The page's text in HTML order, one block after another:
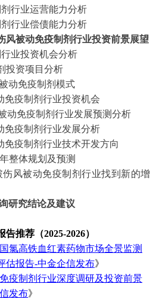
行业运营能力分析
行业偿债能力分析
风被动免疫制剂行业投资前景展望
行业投资机会分析
投资项目分析
动免疫制剂 模式
免疫制剂 行业投资机会
动免疫制剂 行业发展预测分析
免疫制剂 行业发展分析
免疫制剂 行业技术开发方向
年整体规划及预测
伤风被动免疫制剂行业找到新的增
研究结论及建议
告推荐（2025-2026）
氯高铁血红素药物市场全景监测
估报告-中金企信发布》
疫制剂行业深度调研及投资前景
发布》